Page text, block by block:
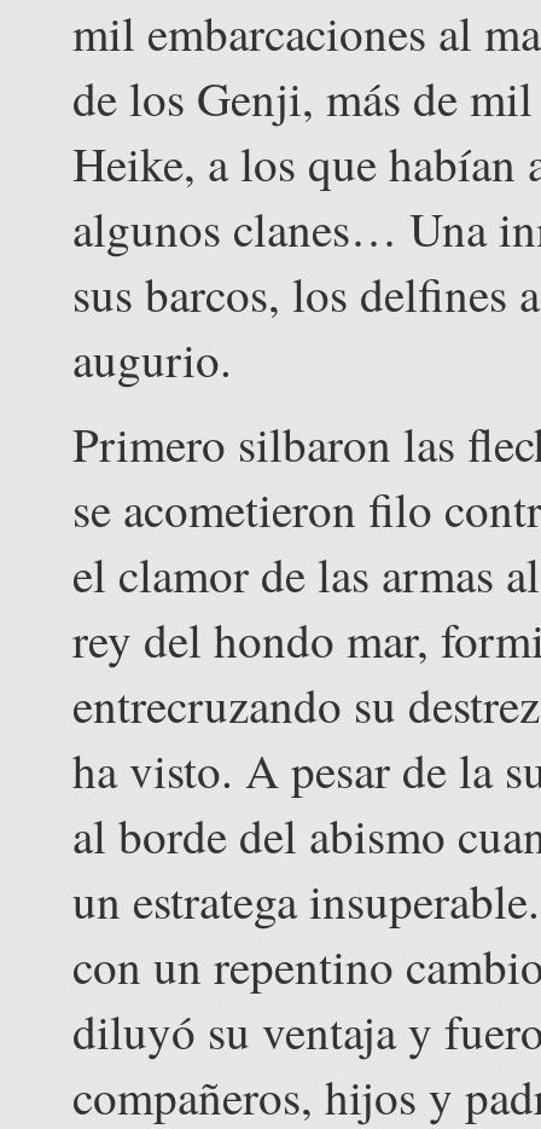
mil embarcaciones al
de los Genji, más de
Heike, a los que habían
algunos clanes… Una
sus barcos, los delfines
augurio.
Primero silbaron las
se acometieron filo
el clamor de las armas
rey del hondo mar,
entrecruzando su
ha visto. A pesar de la
al borde del abismo
un estratega
con un repentino
diluyó su ventaja y
compañeros, hijos y